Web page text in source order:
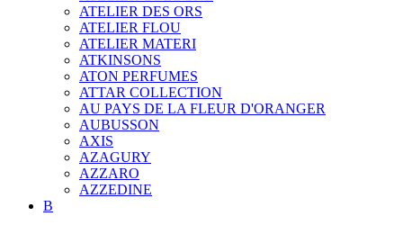
ATELIER DES ORS
ATELIER FLOU
ATELIER MATERI
ATKINSONS
ATON PERFUMES
ATTAR COLLECTION
AU PAYS DE LA FLEUR D'ORANGER
AUBUSSON
AXIS
AZAGURY
AZZARO
AZZEDINE
B